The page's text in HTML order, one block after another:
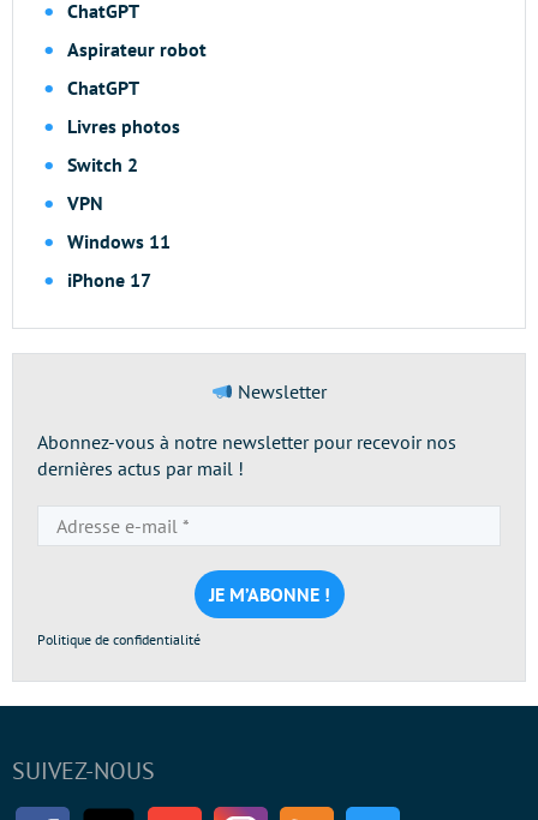
ChatGPT
Aspirateur robot
ChatGPT
Livres photos
Switch 2
VPN
Windows 11
iPhone 17
Newsletter
Abonnez-vous à notre newsletter pour recevoir nos
dernières actus par mail !
e-
mail
*
Politique de confidentialité
SUIVEZ-NOUS